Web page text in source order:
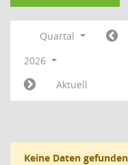
Quartal
2026
Aktuell
Keine Daten